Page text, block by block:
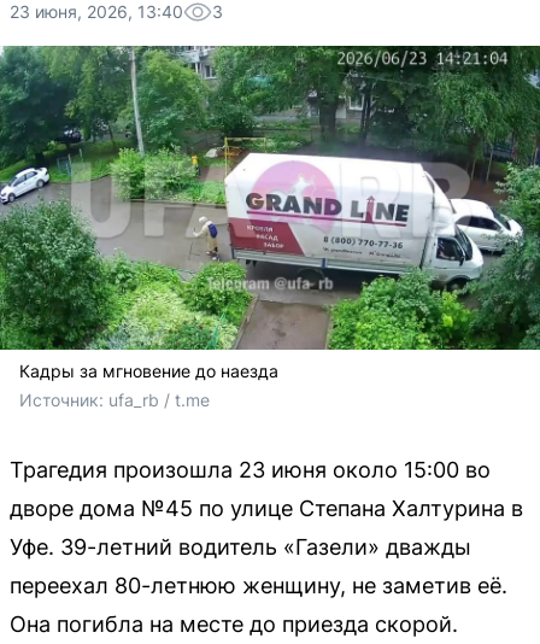
23 июня, 2026, 13:40 3
Кадры за мгновение до наезда
Источник: ufa_rb / t.me
Трагедия произошла 23 июня около 15:00 во
дворе дома №45 по улице Степана Халтурина в
Уфе. 39-летний водитель «Газели» дважды
переехал 80-летнюю женщину, не заметив её.
Она погибла на месте до приезда скорой.